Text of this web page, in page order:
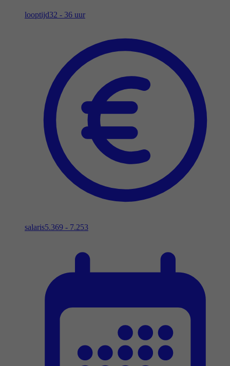
looptijd32 - 36 uur
salaris5.369 - 7.253